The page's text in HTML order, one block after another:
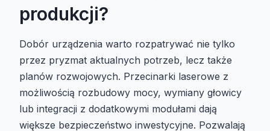
produkcji?
Dobór urządzenia warto rozpatrywać nie tylko
przez pryzmat aktualnych potrzeb, lecz także
planów rozwojowych. Przecinarki laserowe z
możliwością rozbudowy mocy, wymiany głowicy
lub integracji z dodatkowymi modułami dają
większe bezpieczeństwo inwestycyjne. Pozwalają